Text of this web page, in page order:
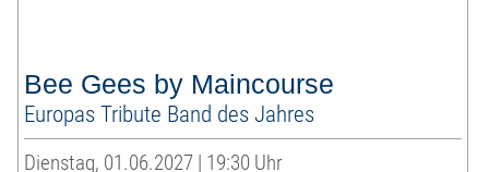
Bee Gees by Maincourse
Europas Tribute Band des Jahres
Dienstag, 01.06.2027 | 19:30 Uhr